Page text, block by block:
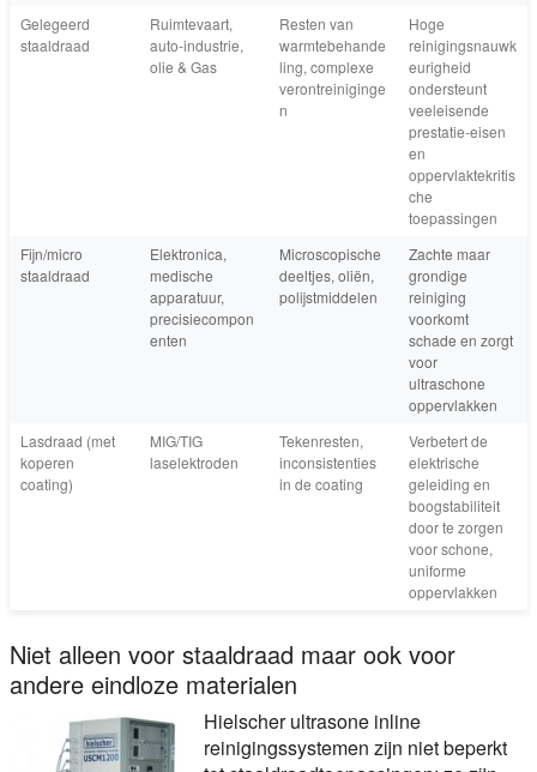
Gelegeerd
staaldraad
Ruimtevaart,
auto-industrie,
olie & Gas
Resten van
warmtebehande
ling, complexe
verontreiniginge
n
Hoge
reinigingsnauwk
eurigheid
ondersteunt
veeleisende
prestatie-eisen
en
oppervlaktekritis
che
toepassingen
Fijn/micro
staaldraad
Elektronica,
medische
apparatuur,
precisiecompon
enten
Microscopische
deeltjes, oliën,
polijstmiddelen
Zachte maar
grondige
reiniging
voorkomt
schade en zorgt
voor
ultraschone
oppervlakken
Lasdraad (met
koperen
coating)
MIG/TIG
laselektroden
Tekenresten,
inconsistenties
in de coating
Verbetert de
elektrische
geleiding en
boogstabiliteit
door te zorgen
voor schone,
uniforme
oppervlakken
Niet alleen voor staaldraad maar ook voor
andere eindloze materialen
Hielscher ultrasone inline
reinigingssystemen zijn niet beperkt